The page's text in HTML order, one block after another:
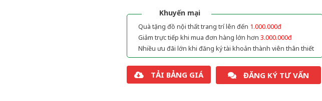
Khuyến mại
Quà tặng đồ nội thất trang trí lên đến 1.000.000đ
Giảm trực tiếp khi mua đơn hàng lớn hơn 3.000.000đ
Nhiều ưu đãi lớn khi đăng ký tài khoản thành viên thân thiết
TẢI BẢNG GIÁ ĐĂNG KÝ TƯ VẤN